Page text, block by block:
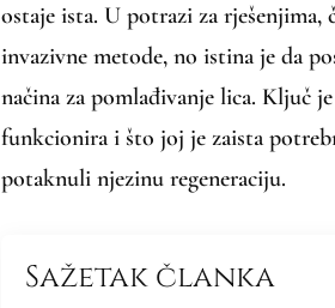
ostaje ista. U potrazi za
invazivne metode, no istina je da
načina za pomlađivanje lica. Ključ
funkcionira i što joj je zaista
potaknuli njezinu regeneraciju.
Sažetak članka